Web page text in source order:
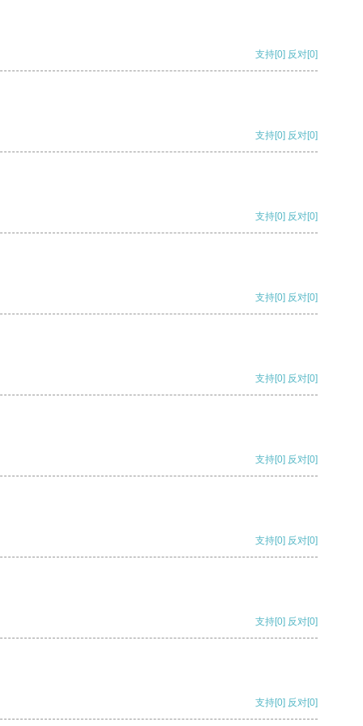
支持[0] 反对[0]
支持[0] 反对[0]
支持[0] 反对[0]
支持[0] 反对[0]
支持[0] 反对[0]
支持[0] 反对[0]
支持[0] 反对[0]
支持[0] 反对[0]
支持[0] 反对[0]